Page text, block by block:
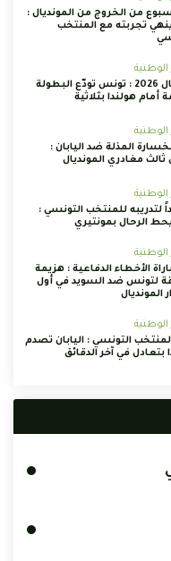
من الخروج من المونديال :
ينهي تجربته مع المنتخب
الوطنية
مونديال 2026 : تونس تودّع البطولة
أمام هولندا بثلاثية
الوطنية
المذلة ضد اليابان :
مغادري المونديال
الوطنية
لتدريبه للمنتخب التونسي :
يحط الرحال بمونتيري
الوطنية
الأخطاء الدفاعية : هزيمة
لتونس ضد السويد في أول
المونديال
الوطنية
التونسي : اليابان تصدم
بتعادل في آخر الدقائق